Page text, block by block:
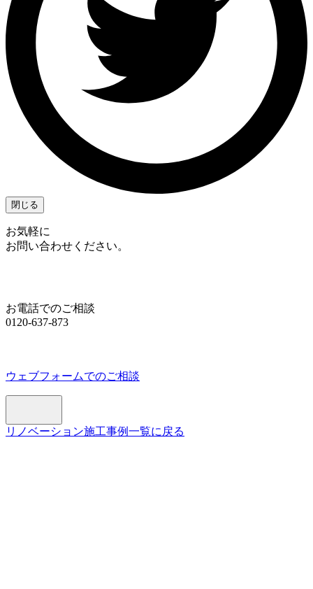
閉じる
お気軽に
お問い合わせください。
お電話でのご相談
0120-637-873
ウェブフォームでのご相談
リノベーション施工事例一覧に戻る